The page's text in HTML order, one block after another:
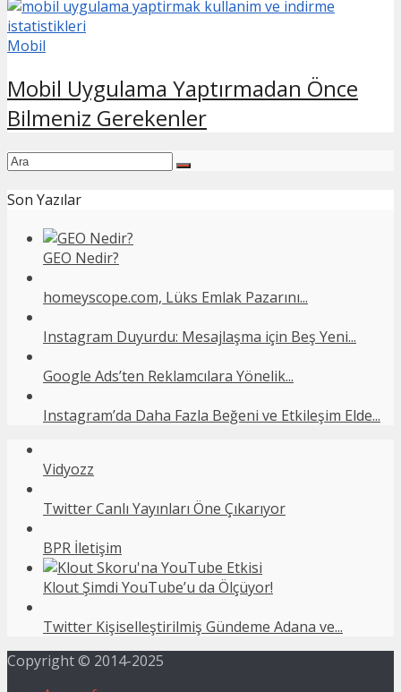
Mobil
Mobil Uygulama Yaptırmadan Önce
Bilmeniz Gerekenler
Son Yazılar
GEO Nedir?
homeyscope.com, Lüks Emlak Pazarını...
Instagram Duyurdu: Mesajlaşma için Beş Yeni...
Google Ads’ten Reklamcılara Yönelik...
Instagram’da Daha Fazla Beğeni ve Etkileşim Elde...
Vidyozz
Twitter Canlı Yayınları Öne Çıkarıyor
BPR İletişim
Klout Şimdi YouTube’u da Ölçüyor!
Twitter Kişiselleştirilmiş Gündeme Adana ve...
Copyright © 2014-2025